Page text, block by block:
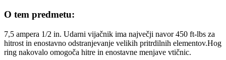
O tem predmetu:
7,5 ampera 1/2 in. Udarni vijačnik ima največji navor 450 ft-lbs za
hitrost in enostavno odstranjevanje velikih pritrdilnih elementov.Hog
ring nakovalo omogoča hitre in enostavne menjave vtičnic.